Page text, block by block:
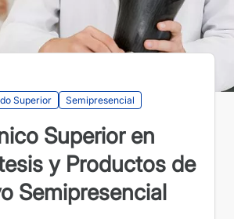
Superior Semipresencial
Superior en
y Productos de
Semipresencial